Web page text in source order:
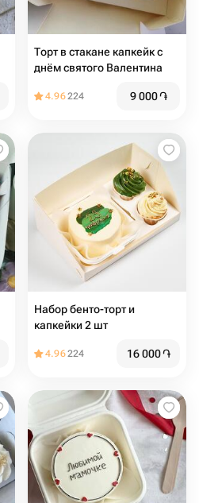
Торт в стакане капкейк с
днём святого Валентина
4.96224 9 000֏
Набор бенто-торт и
капкейки 2 шт
4.96224 16 000֏